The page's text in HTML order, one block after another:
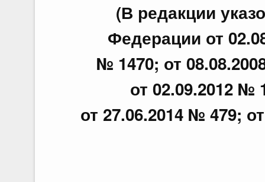
(В редакции
Федерации от
№ 1470; от
от 02.09.2012 №
от 27.06.2014 № 479;